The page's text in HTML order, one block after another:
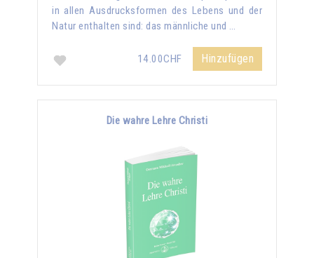
in allen Ausdrucksformen des Lebens und der
Natur enthalten sind: das männliche und …
14.00CHF Hinzufügen
Die wahre Lehre Christi